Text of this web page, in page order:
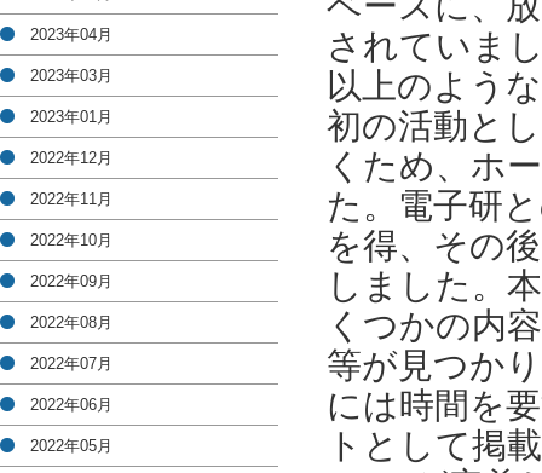
されていま
以上のよう
初の活動と
くため、ホ
た。電子研
を得、その
しました。
くつかの内
等が見つか
には時間を
トとして掲
2023年04月
2023年03月
2023年01月
2022年12月
2022年11月
2022年10月
2022年09月
2022年08月
2022年07月
2022年06月
2022年05月